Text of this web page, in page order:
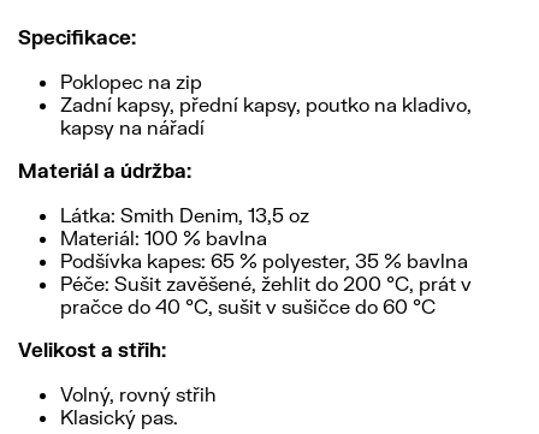
Specifikace:
Poklopec na zip
Zadní kapsy, přední kapsy, poutko na kladivo,
kapsy na nářadí
Materiál a údržba:
Látka: Smith Denim, 13,5 oz
Materiál: 100 % bavlna
Podšívka kapes: 65 % polyester, 35 % bavlna
Péče: Sušit zavěšené, žehlit do 200 °C, prát v
pračce do 40 °C, sušit v sušičce do 60 °C
Velikost a střih:
Volný, rovný střih
Klasický pas.